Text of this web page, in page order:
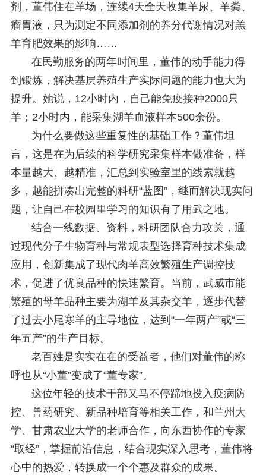
剂，董伟住在羊场，连续4天全天收集羊尿、羊粪、
瘤胃液，只为测定不同添加剂的养分代谢情况对羔
羊育肥效果的影响……
在民勤服务的两年时间里，董伟的动手能力得
到锻炼，解决基层养殖生产实际问题的能力也大为
提升。她说，12小时内，自己能免疫接种2000只
羊；2小时内，能采集湖羊血液样本500余份。
为什么要做这些重复性的基础工作？董伟坦
言，这是在为后续的科学研究采集样本做准备，样
本量越大、越精准，汇总到实验室里的线索就越
多，越能拼凑出完整的科研“蓝图”，继而解决现实问
题，让自己在校园里学习的知识有了用武之地。
结合一线数据、资料，科研团队合力攻关，通
过现代分子生物育种与常规表型选择育种技术集成
应用，创新集成了现代肉羊高效繁殖生产调控技
术，促进了优良品种的快速繁育。当前，武威市能
繁殖的母羊品种主要为湖羊及其杂交羊，逐步代替
了过去小尾寒羊的主导地位，达到“一年两产”或“三
年五产”的生产目标。
老百姓是实实在在的受益者，他们对董伟的称
呼也从“小董”变成了“董专家”。
这位年轻的技术干部又马不停蹄地投入疫病防
控、兽药研究、新品种培育等相关工作，和兰州大
学、甘肃农业大学的老师合作，向东西协作的专家
“取经”，掌握前沿信息，结合现实深入思考，董伟将
心中的热爱，转换成一个个惠及群众的成果。